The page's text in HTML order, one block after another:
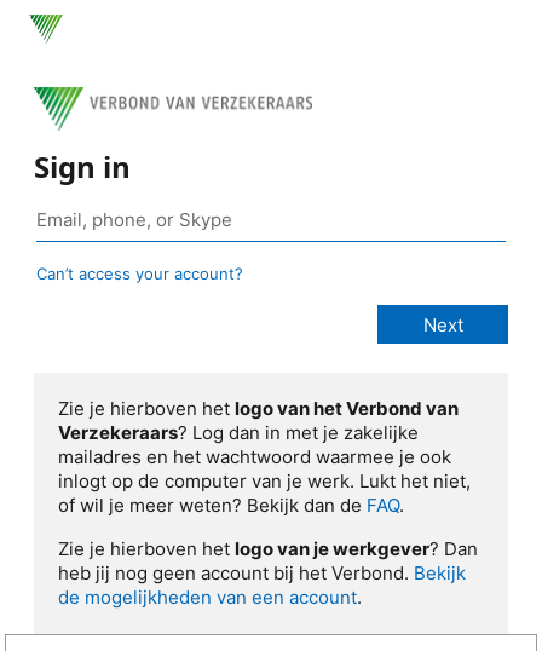
Sign in
Can’t access your account?
Zie je hierboven het logo van het Verbond van
Verzekeraars? Log dan in met je zakelijke
mailadres en het wachtwoord waarmee je ook
inlogt op de computer van je werk. Lukt het niet,
of wil je meer weten? Bekijk dan de FAQ.
Zie je hierboven het logo van je werkgever? Dan
heb jij nog geen account bij het Verbond. Bekijk
de mogelijkheden van een account.